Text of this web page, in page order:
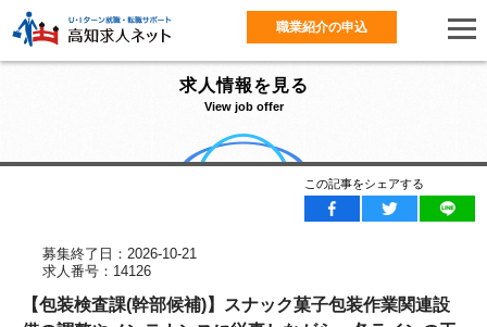
職業紹介の申込
求人情報を見る
View job offer
この記事をシェアする
募集終了日：2026-10-21
求人番号：14126
【包装検査課(幹部候補)】スナック菓子包装作業関連設